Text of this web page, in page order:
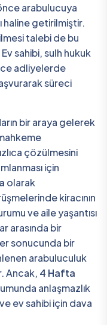
arabulucuya
haline getirilmiştir.
talebi de bu
sahibi, sulh hukuk
adliyelerde
süreci
bir araya gelerek
çözülmesini
için
olarak
kiracının
ve aile yaşantısı
arasında bir
sonucunda bir
arabuluculuk
Ancak, 4 Hafta
anlaşmazlık
ev sahibi için dava